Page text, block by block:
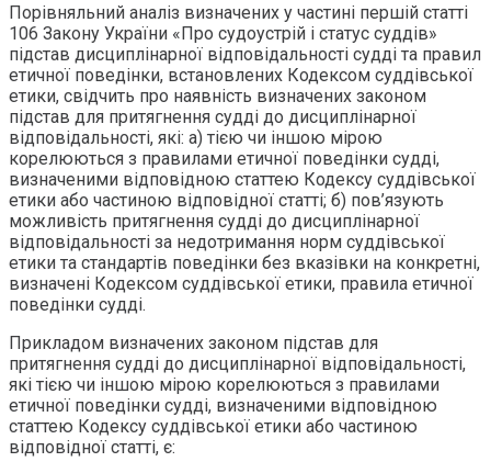
Порівняльний аналіз визначених у частині першій статті
106 Закону України «Про судоустрій і статус суддів»
підстав дисциплінарної відповідальності судді та правил
етичної поведінки, встановлених Кодексом суддівської
етики, свідчить про наявність визначених законом
підстав для притягнення судді до дисциплінарної
відповідальності, які: а) тією чи іншою мірою
корелюються з правилами етичної поведінки судді,
визначеними відповідною статтею Кодексу суддівської
етики або частиною відповідної статті; б) пов’язують
можливість притягнення судді до дисциплінарної
відповідальності за недотримання норм суддівської
етики та стандартів поведінки без вказівки на конкретні,
визначені Кодексом суддівської етики, правила етичної
поведінки судді.
Прикладом визначених законом підстав для
притягнення судді до дисциплінарної відповідальності,
які тією чи іншою мірою корелюються з правилами
етичної поведінки судді, визначеними відповідною
статтею Кодексу суддівської етики або частиною
відповідної статті, є: